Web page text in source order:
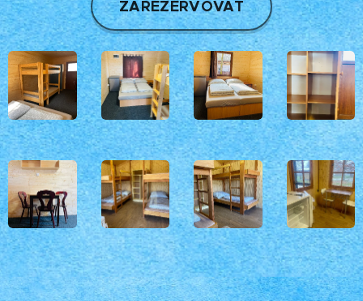
ZAREZERVOVAT